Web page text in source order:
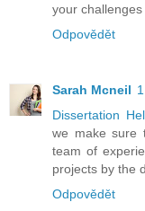
your challenges
Odpovědět
Sarah Mcneil
Dissertation
we make sure
team of
projects by the
Odpovědět